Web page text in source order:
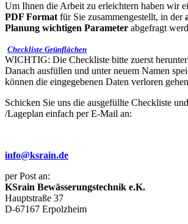
Um Ihnen die Arbeit zu erleichtern haben wir
PDF Format für Sie zusammengestellt, in der
Planung wichtigen Parameter abgefragt
Checkliste Grünflächen
WICHTIG: Die Checkliste bitte zuerst
Danach ausfüllen und unter neuem Namen
können die eingegebenen Daten verloren
Schicken Sie uns die ausgefüllte Checkliste
/Lageplan einfach per E-Mail an:
info@ksrain.de
per Post an:
KSrain Bewässerungstechnik e.K.
Hauptstraße 37
D-67167 Erpolzheim